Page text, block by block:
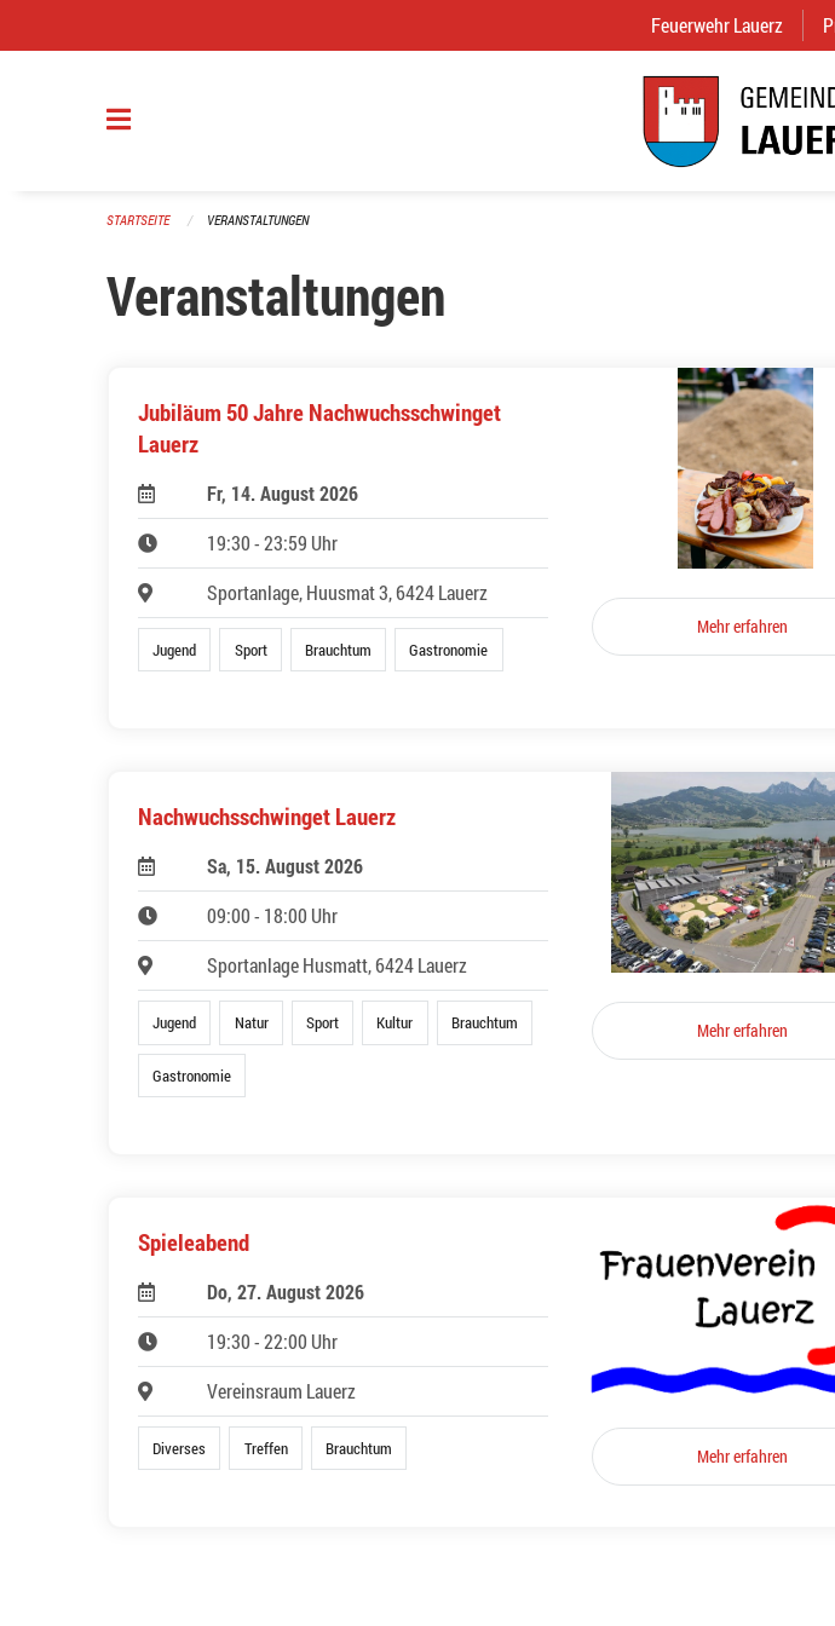
Feuerwehr Lauerz
STARTSEITE VERANSTALTUNGEN
Veranstaltungen
Jubiläum 50 Jahre Nachwuchsschwinget
Lauerz
Fr, 14. August 2026
19:30 - 23:59 Uhr
Sportanlage, Huusmat 3, 6424 Lauerz
Jugend Sport Brauchtum Gastronomie
Mehr erfahren
Nachwuchsschwinget Lauerz
Sa, 15. August 2026
09:00 - 18:00 Uhr
Sportanlage Husmatt, 6424 Lauerz
Jugend Natur Sport Kultur Brauchtum
Gastronomie
Mehr erfahren
Spieleabend
Do, 27. August 2026
19:30 - 22:00 Uhr
Vereinsraum Lauerz
Diverses Treffen Brauchtum Mehr erfahren